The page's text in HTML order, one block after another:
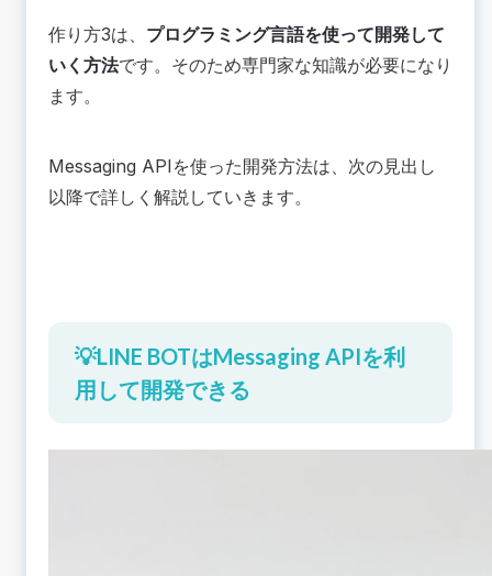
作り方3は、 プログラミング言語を使って開発して
いく方法です。そのため専門家な知識が必要になり
ます。
Messaging APIを使った開発方法は、次の見出し
以降で詳しく解説していきます。
💡LINE BOTはMessaging APIを利
用して開発できる